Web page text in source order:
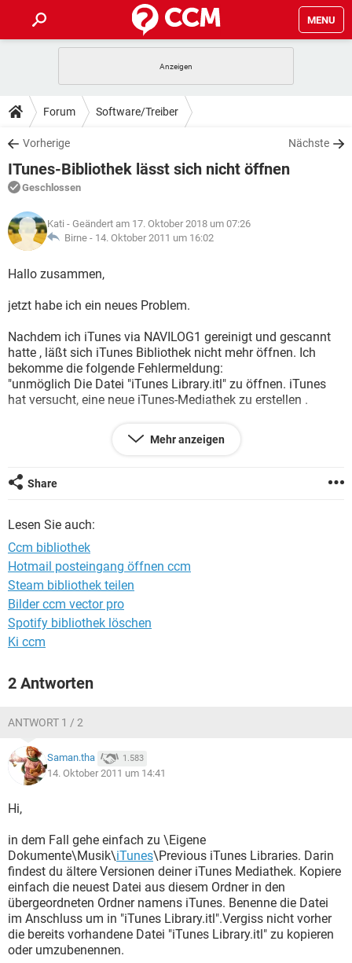
MENU
ANDROID IOS
WINDOWS 10
WHATSAPP TIKTOK
FACEBOOK
TIPPS & TRICKS
SPIELE
WINDOWS 10
WHATSAPP
FACEBOOK HARDWARE
DOWNLOADS
SPIELE STREAMING
ANDROID
WINDOWS 10 INSTAGRAM
WHATSAPP
FACEBOOK
FORUM
SPIELE
ANDROID IOS
LEXIKON
SPIELE
ANDROID
WINDOWS 10
WHATSAPP TIKTOK
FACEBOOK HARDWARE
Forum Software/Treiber
Vorherige Nächste
ITunes-Bibliothek lässt sich nicht öffnen
Geschlossen
Kati - Geändert am 17. Oktober 2018 um 07:26
Birne - 14. Oktober 2011 um 16:02
Hallo zusammen,
jetzt habe ich ein neues Problem.
Nachdem ich iTunes via NAVILOG1 gereinigt und gescannt
hatte , läßt sich iTunes Bibliothek nicht mehr öffnen. Ich
bekomme die folgende Fehlermeldung:
"unmöglich Die Datei "iTunes Library.itl" zu öffnen. iTunes
hat versucht, eine neue iTunes-Mediathek zu erstellen .
Meine iTunes Version ist die Version von 2006 aber updaten
hat leider auch nichts gebracht.
alle!
Mehr anzeigen
Share
Lesen Sie auch:
Ccm bibliothek
Hotmail posteingang öffnen ccm
Steam bibliothek teilen
Bilder ccm vector pro
Spotify bibliothek löschen
Ki ccm
2 Antworten
ANTWORT 1 / 2
Saman.tha 1.583
14. Oktober 2011 um 14:41
Hi,
in dem Fall gehe einfach zu \Eigene
Dokumente\Musik\iTunes\Previous iTunes Libraries. Darin
findest du ältere Versionen deiner iTunes Mediathek. Kopiere
einfach die neuest Datei aus diesem Ordner in den
übergeordneten Ordner namens iTunes. Benenne die Datei
im Anschluss um in "iTunes Library.itl".Vergiss nicht vorher
die bereits vorhandene Datei "iTunes Library.itl" zu kopieren
oder umzubenennen.